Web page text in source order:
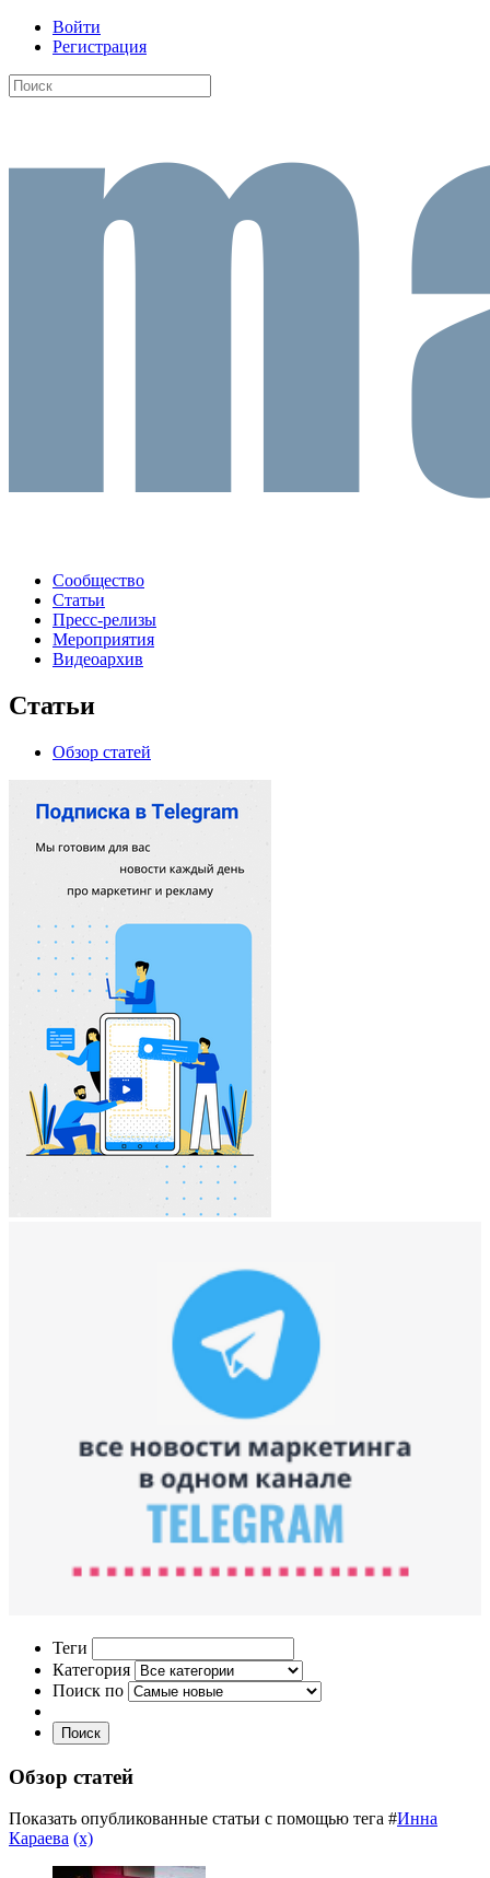
Войти
Регистрация
Сообщество
Статьи
Пресс-релизы
Мероприятия
Видеоархив
Статьи
Обзор статей
Теги
Категория
Поиск по
Поиск
Обзор статей
Показать опубликованные статьи с помощью тега #Инна
Караева (x)